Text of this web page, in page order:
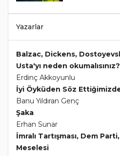
Yazarlar
Balzac, Dickens,
Usta'yı neden okumalısınız?
Erdinç Akkoyunlu
İyi Öyküden Söz
Banu Yıldıran Genç
Şaka
Erhan Sunar
İmralı Tartışması, Dem
Meselesi